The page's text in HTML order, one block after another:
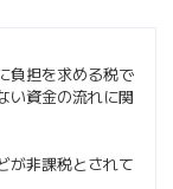
負担を求める税で
い資金の流れに関
が非課税とされて